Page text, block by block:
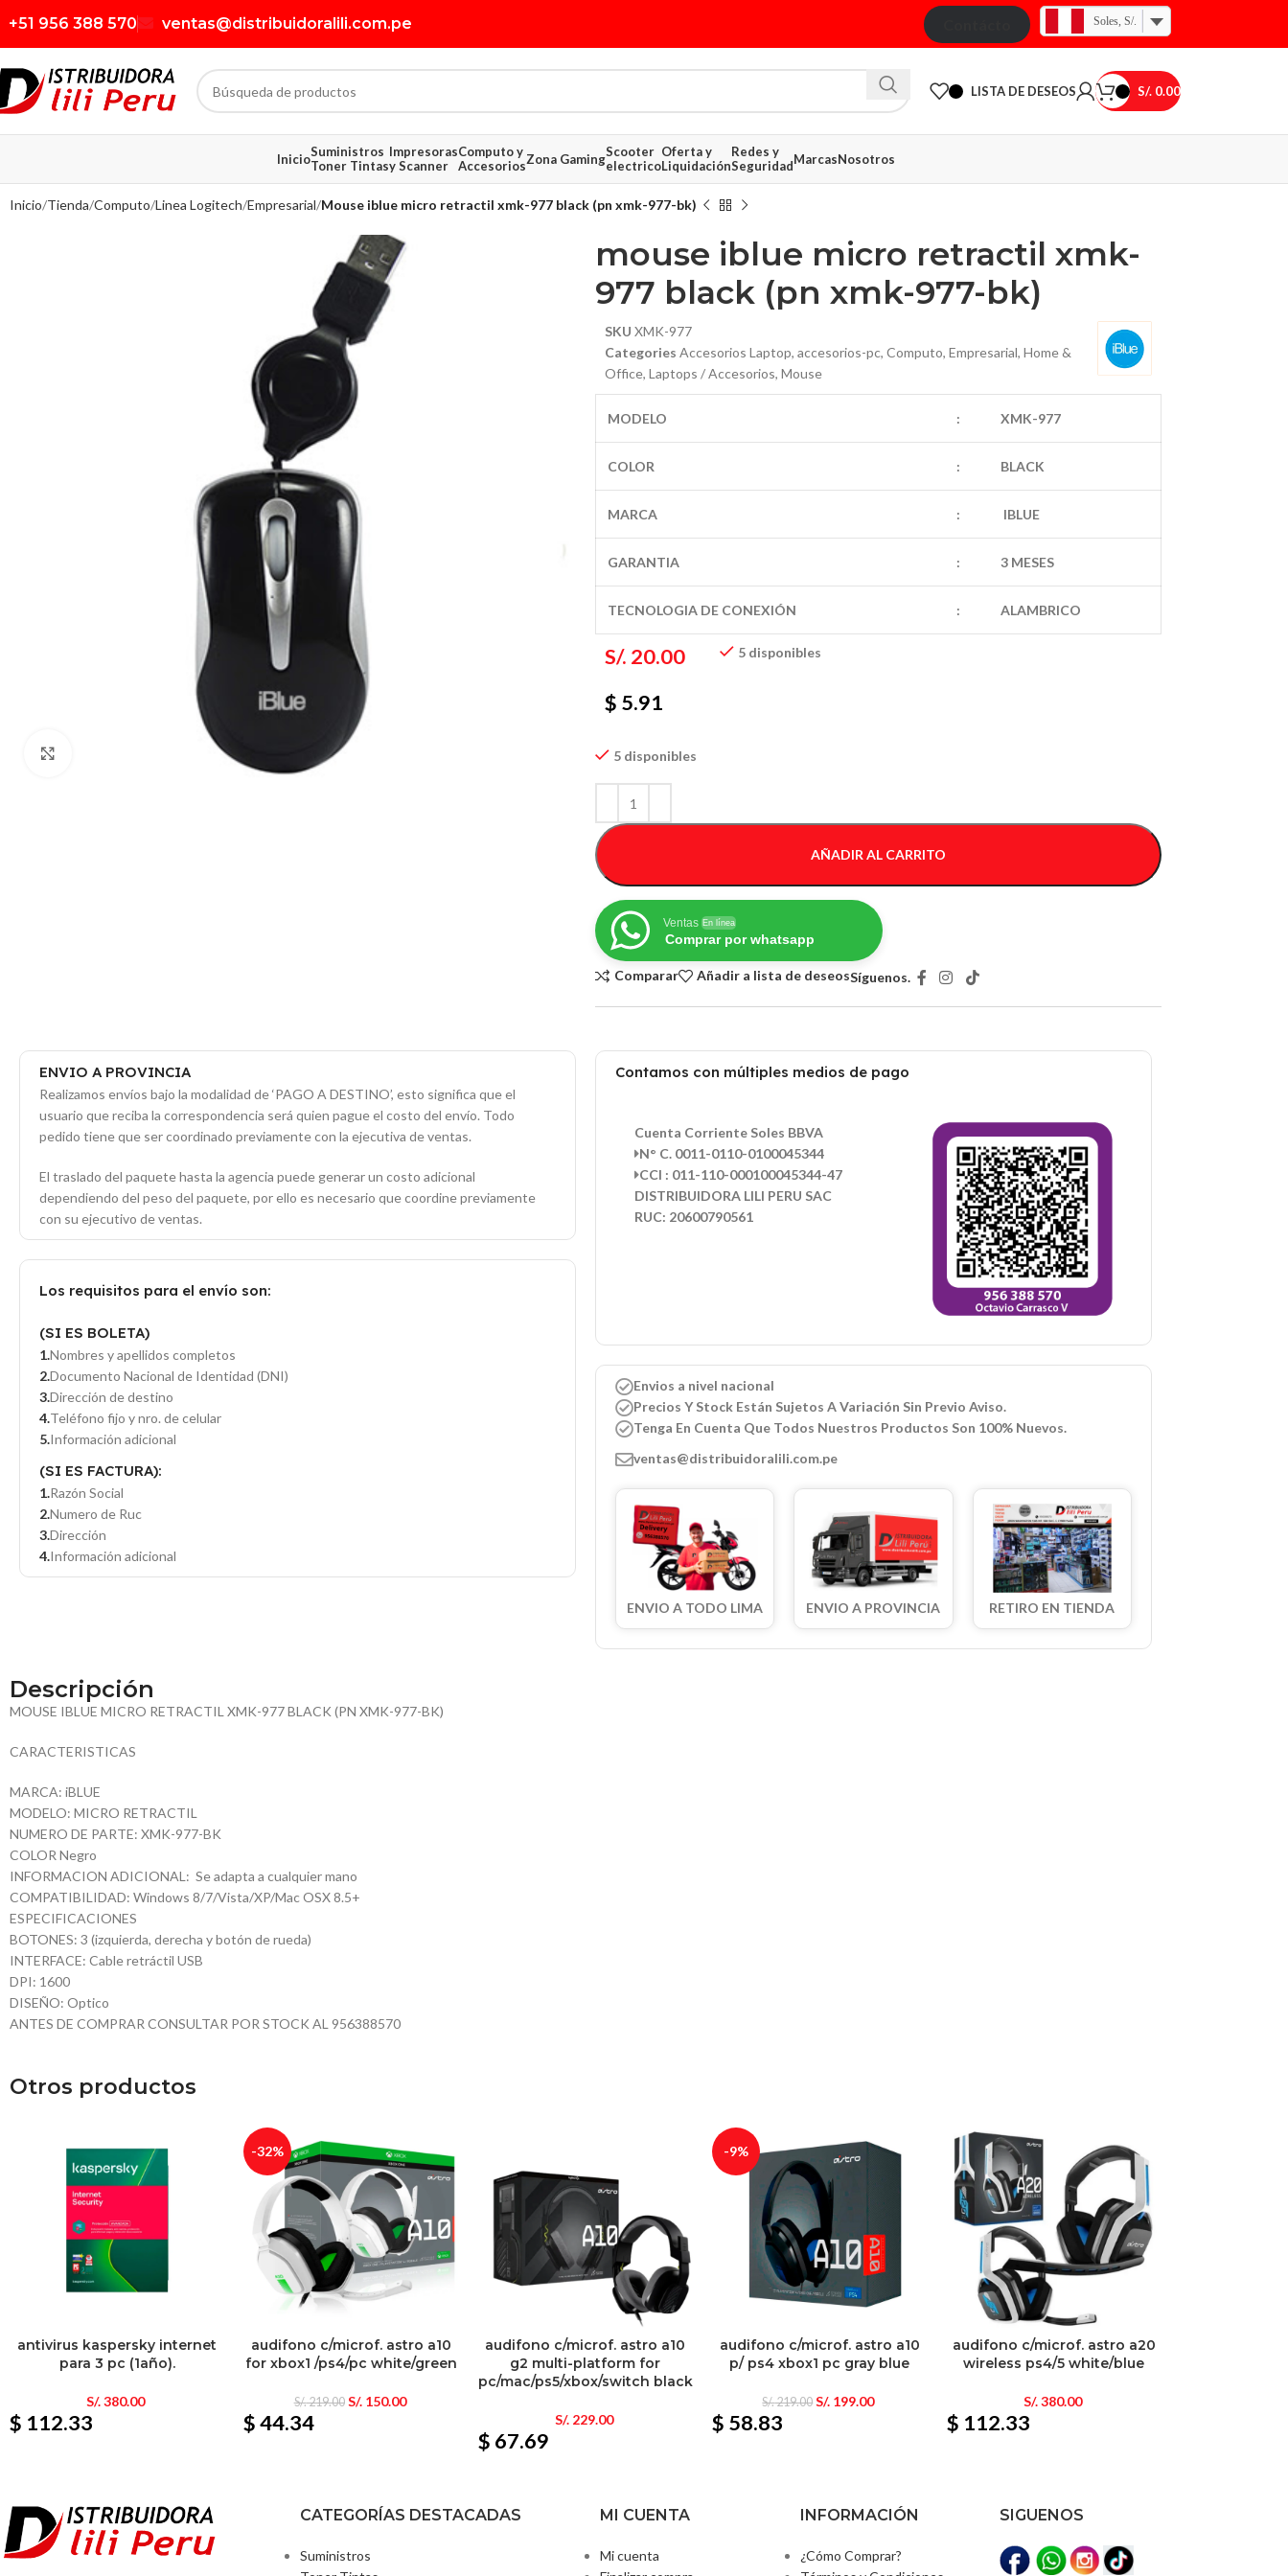
+51 956 388 570 ventas@distribuidoralili.com.pe Soles, S/.
LISTA DE DESEOS S/. 0.00
InicioSuministros
Toner Tintas
Impresoras
y Scanner
Computo y
AccesoriosZona GamingScooter
electrico
Oferta y
Liquidación
Redes y
SeguridadMarcasNosotros
Inicio Tienda Computo Linea Logitech Empresarial Mouse iblue micro retractil xmk-977 black (pn xmk-977-bk)
$ 7.39
$ 5.91
mouse iblue micro retractil xmk-
977 black (pn xmk-977-bk)
SKU XMK-977
Categories Accesorios Laptop, accesorios-pc, Computo, Empresarial, Home &
Office, Laptops / Accesorios, Mouse
MODELO : XMK-977
COLOR : BLACK
MARCA : IBLUE
GARANTIA : 3 MESES
TECNOLOGIA DE CONEXIÓN : ALAMBRICO
S/. 20.00
$ 5.91
5 disponibles
5 disponibles
AÑADIR AL CARRITO
Ventas En línea
Comprar por whatsapp
Comparar Añadir a lista de deseosSíguenos.
ENVIO A PROVINCIA
Realizamos envíos bajo la modalidad de ‘PAGO A DESTINO’, esto significa que el
usuario que reciba la correspondencia será quien pague el costo del envío. Todo
pedido tiene que ser coordinado previamente con la ejecutiva de ventas.
El traslado del paquete hasta la agencia puede generar un costo adicional
dependiendo del peso del paquete, por ello es necesario que coordine previamente
con su ejecutivo de ventas.
Los requisitos para el envío son:
(SI ES BOLETA)
Nombres y apellidos completos
Documento Nacional de Identidad (DNI)
Dirección de destino
Teléfono fijo y nro. de celular
Información adicional
(SI ES FACTURA):
Razón Social
Numero de Ruc
Dirección
Información adicional
Contamos con múltiples medios de pago
Cuenta Corriente Soles BBVA
N° C. 0011-0110-0100045344
CCI : 011-110-000100045344-47
DISTRIBUIDORA LILI PERU SAC
RUC: 20600790561
Envios a nivel nacional
Precios Y Stock Están Sujetos A Variación Sin Previo Aviso.
Tenga En Cuenta Que Todos Nuestros Productos Son 100% Nuevos.
ventas@distribuidoralili.com.pe
ENVIO A TODO LIMA ENVIO A PROVINCIA RETIRO EN TIENDA
Descripción
MOUSE IBLUE MICRO RETRACTIL XMK-977 BLACK (PN XMK-977-BK)
CARACTERISTICAS
MARCA: iBLUE
MODELO: MICRO RETRACTIL
NUMERO DE PARTE: XMK-977-BK
COLOR Negro
INFORMACION ADICIONAL:  Se adapta a cualquier mano
COMPATIBILIDAD: Windows 8/7/Vista/XP/Mac OSX 8.5+
ESPECIFICACIONES
BOTONES: 3 (izquierda, derecha y botón de rueda)
INTERFACE: Cable retráctil USB
DPI: 1600
DISEÑO: Optico
ANTES DE COMPRAR CONSULTAR POR STOCK AL 956388570
Otros productos
antivirus kaspersky internet
para 3 pc (1año).
S/.380.00
$ 112.33
-32%
audifono c/microf. astro a10
for xbox1 /ps4/pc white/green
S/.219.00 S/.150.00
$ 44.34
audifono c/microf. astro a10
g2 multi-platform for
pc/mac/ps5/xbox/switch black
S/.229.00
$ 67.69
-9%
audifono c/microf. astro a10
p/ ps4 xbox1 pc gray blue
S/.219.00 S/. 199.00
$ 58.83
audifono c/microf. astro a20
wireless ps4/5 white/blue
S/.380.00
$ 112.33
CATEGORÍAS DESTACADAS
Suministros
MI CUENTA
Mi cuenta
INFORMACIÓN
¿Cómo Comprar?
SIGUENOS